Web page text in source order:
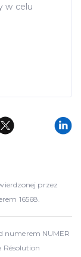
w celu
przez
16568.
numerem NUMER
Résolution